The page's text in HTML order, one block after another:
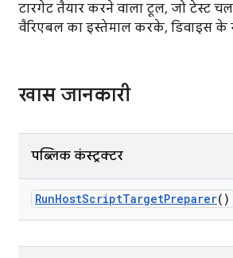
टारगेट तैयार करने वाला टूल, जो टेस्ट
वैरिएबल का इस्तेमाल करके, डिवाइस
खास जानकारी
पब्लिक कंस्ट्रक्टर
RunHostScriptTargetPreparer()